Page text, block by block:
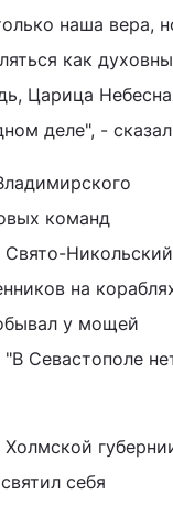
наша вера,
как
Царица
деле", -
команд
на
у мощей
Севастополе
себя